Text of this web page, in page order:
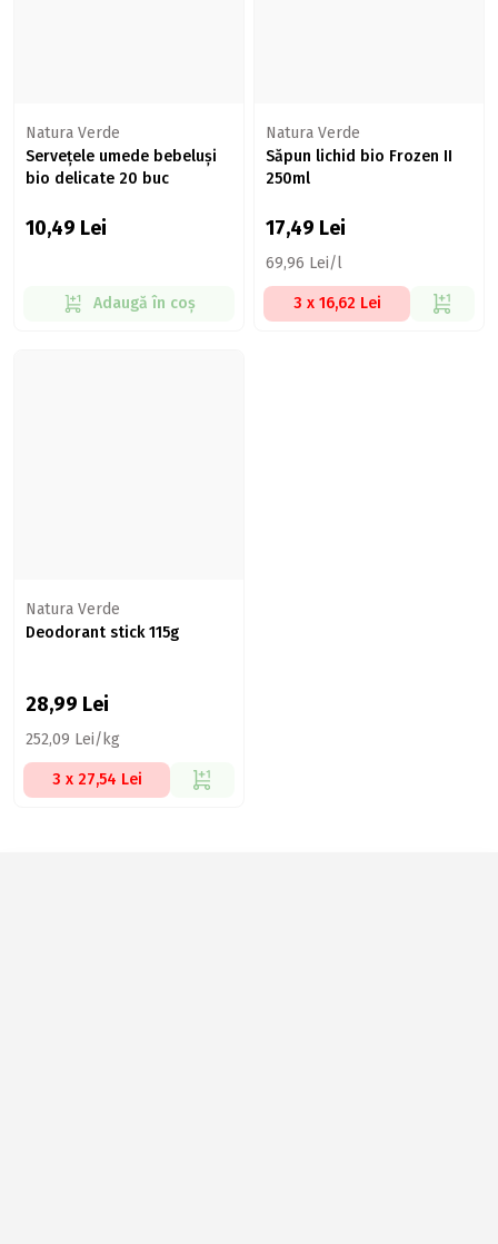
Natura Verde
Servețele umede bebeluși
bio delicate 20 buc
10,49 Lei
Adaugă în coș
Natura Verde
Săpun lichid bio Frozen II
250ml
17,49 Lei
69,96 Lei/l
3 x 16,62 Lei
Natura Verde
Deodorant stick 115g
28,99 Lei
252,09 Lei/kg
3 x 27,54 Lei